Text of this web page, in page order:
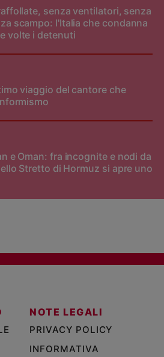
senza ventilatori, senza
scampo: l'Italia che condanna
volte i detenuti
viaggio del cantore che
e Oman: fra incognite e nodi da
Stretto di Hormuz si apre uno
NOTE LEGALI
PRIVACY POLICY
INFORMATIVA